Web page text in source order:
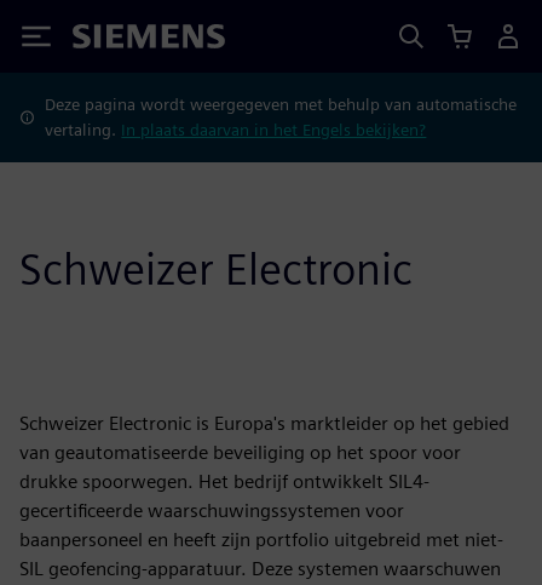
Siemens
Deze pagina wordt weergegeven met behulp van automatische
vertaling. In plaats daarvan in het Engels bekijken?
Schweizer Electronic
Schweizer Electronic is Europa's marktleider op het gebied
van geautomatiseerde beveiliging op het spoor voor
drukke spoorwegen. Het bedrijf ontwikkelt SIL4-
gecertificeerde waarschuwingssystemen voor
baanpersoneel en heeft zijn portfolio uitgebreid met niet-
SIL geofencing-apparatuur. Deze systemen waarschuwen